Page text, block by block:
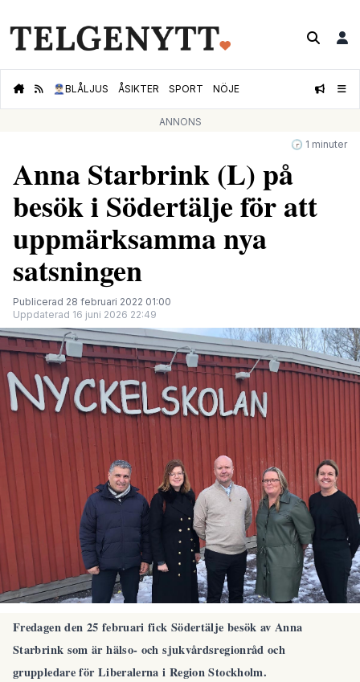
👮🏻‍♂️BLÅLJUS ÅSIKTER SPORT NÖJE
ANNONS
🕝 1 minuter
Anna Starbrink (L) på
besök i Södertälje för att
uppmärksamma nya
satsningen
Publicerad 28 februari 2022 01:00
Uppdaterad 16 juni 2026 22:49
Fredagen den 25 februari fick Södertälje besök av Anna
Starbrink som är hälso- och sjukvårdsregionråd och
gruppledare för Liberalerna i Region Stockholm.